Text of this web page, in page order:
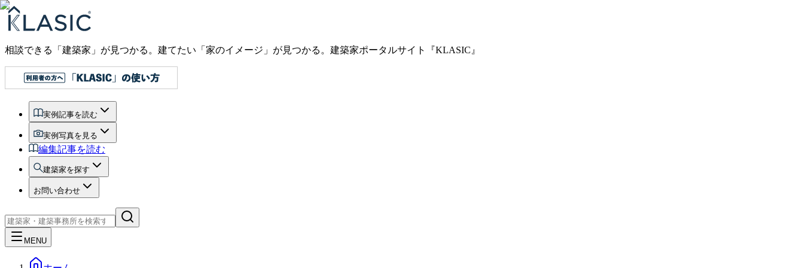
相談できる「建築家」が見つかる。建てたい「家のイメージ」が見つかる。 建築家ポータルサイト『KLASIC』
実例記事を読む
実例写真を見る
編集記事を読む
建築家を探す
お問い合わせ
MENU